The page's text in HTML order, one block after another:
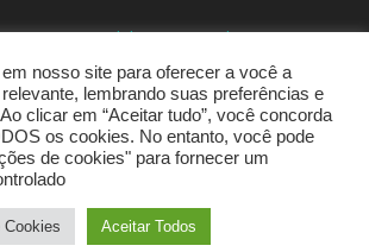
contato@odebateon.com.br /
comercia@odebateon.com.br
nosso site para oferecer a você a
lembrando suas preferências e
clicar em “Aceitar tudo”, você concorda
os cookies. No entanto, você pode
de cookies" para fornecer um
Cookies Aceitar Todos